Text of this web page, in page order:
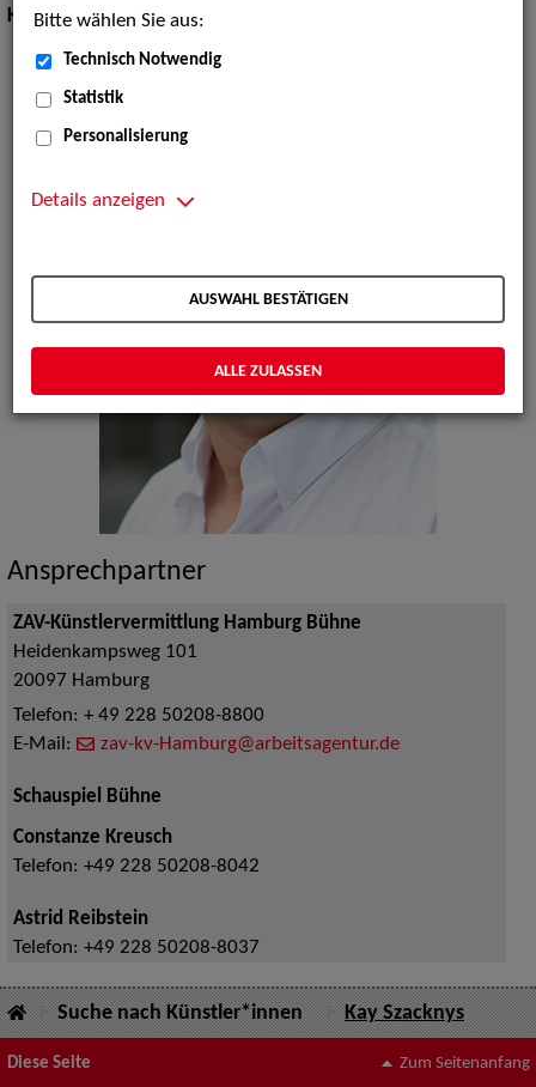
Körpergröße:182 cm
Ansprechpartner
ZAV-Künstlervermittlung Hamburg Bühne
Heidenkampsweg 101
20097 Hamburg
Telefon: + 49 228 50208-8800
E-Mail:
zav-kv-Hamburg@arbeitsagentur.de
Schauspiel Bühne
Constanze Kreusch
Telefon: +49 228 50208-8042
Astrid Reibstein
Telefon: +49 228 50208-8037
Suche nach Künstler*innen Kay Szacknys
Diese Seite Zum Seitenanfang
Bitte wählen Sie aus:
Technisch Notwendig
Statistik
Personalisierung
Details anzeigen
AUSWAHL BESTÄTIGEN
ALLE ZULASSEN